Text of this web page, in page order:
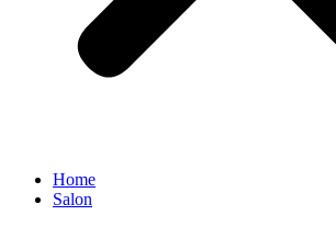
Home
Salon